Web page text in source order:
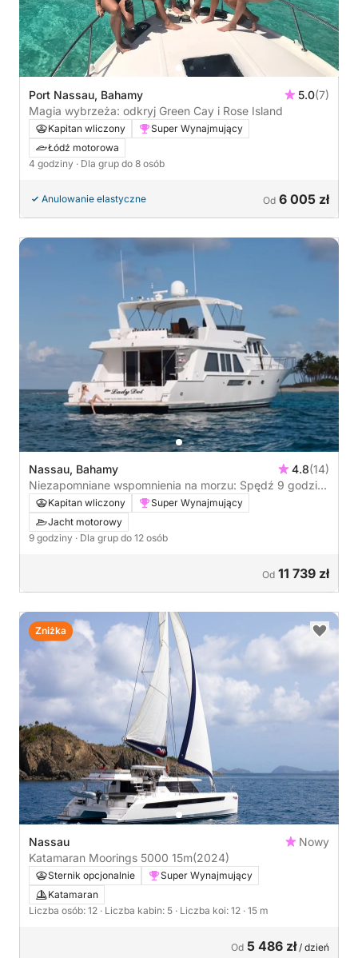
Port Nassau, Bahamy 5.0(7)
Magia wybrzeża: odkryj Green Cay i Rose Island
Kapitan wliczony
Super Wynajmujący
Łódź motorowa
4 godziny · Dla grup do 8 osób
Anulowanie elastyczne Od 6 005 zł
Nassau, Bahamy 4.8(14)
Niezapomniane wspomnienia na morzu: Spędź 9 godzin
na zwiedzaniu Nassau
Kapitan wliczony
Super Wynajmujący
Jacht motorowy
9 godziny · Dla grup do 12 osób
Od 11 739 zł
Nassau
Nowy
Katamaran Moorings 5000 15m(2024)
Sternik opcjonalnie
Super Wynajmujący
Katamaran
Liczba osób: 12 · Liczba kabin: 5 · Liczba koi: 12 · 15 m
Od 5 486 zł/ dzień
Zniżka